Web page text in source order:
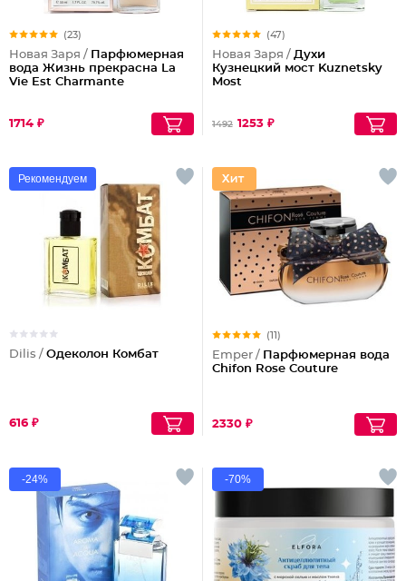
(23)
Новая Заря / Парфюмерная
вода Жизнь прекрасна La
Vie Est Charmante
1714 ₽
(47)
Новая Заря / Духи
Кузнецкий мост Kuznetsky
Most
1492 1253 ₽
Рекомендуем
Dilis / Одеколон Комбат
616 ₽
(11)
Emper / Парфюмерная вода
Chifon Rose Couture
2330 ₽
-24% -70%